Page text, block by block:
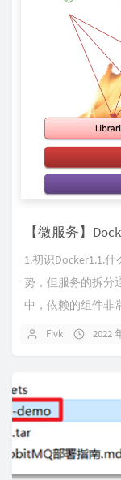
【微服务】
1.初识Docker1.1.
势，但服务的拆分
中，依赖的组件非
Fivk 2022